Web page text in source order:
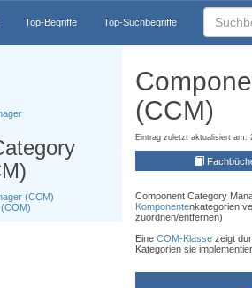
Top-Begriffe Top-Suchbegriffe
(CCM)
(CCM)
Eintrag zuletzt aktualisiert am:
Component Category
Komponentenkategorien
zuordnen/entfernen)
Eine COM-Klassezeigt
Kategorien sie